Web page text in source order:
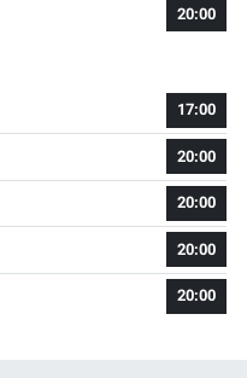
20:00
17:00
20:00
20:00
20:00
20:00